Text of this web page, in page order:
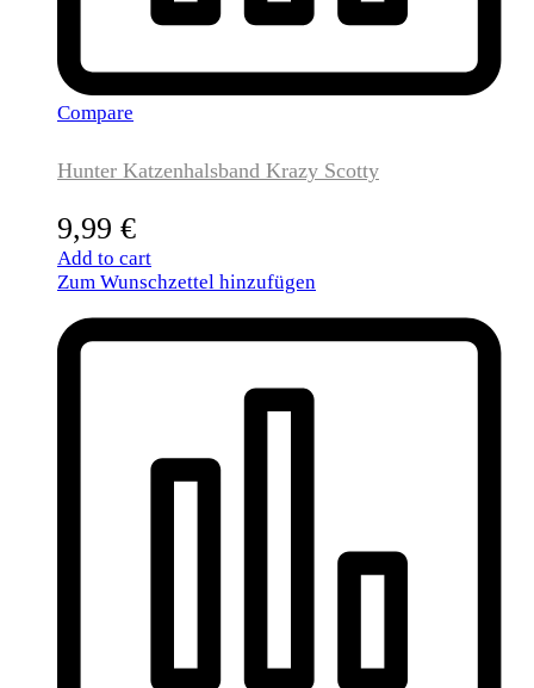
Compare
Hunter Katzenhalsband Krazy Scotty
9,99 €
Add to cart
Zum Wunschzettel hinzufügen